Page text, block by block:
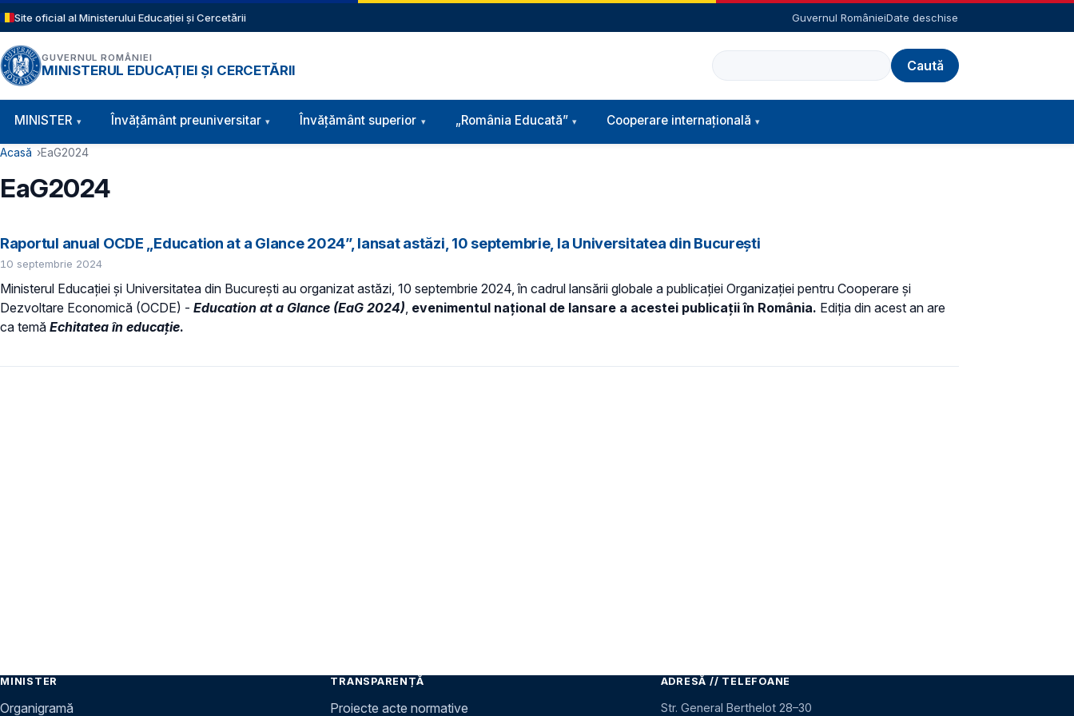
Sari la conținutul principal
Site oficial al Ministerului Educației și Cercetării Guvernul RomânieiDate deschise
GUVERNUL ROMÂNIEI
MINISTERUL EDUCAȚIEI ȘI CERCETĂRII
Caută
Navigație principală
MINISTER Învăţământ preuniversitar Învățământ superior „România Educată” Cooperare internațională
Cale de navigare
Acasă EaG2024
EaG2024
Raportul anual OCDE „Education at a Glance 2024”, lansat astăzi, 10 septembrie, la Universitatea din București
10 septembrie 2024
Ministerul Educației și Universitatea din București au organizat astăzi, 10 septembrie 2024, în cadrul lansării globale a publicației Organizației pentru Cooperare și
Dezvoltare Economică (OCDE) - Education at a Glance (EaG 2024) evenimentul național de lansare a acestei publicații în România. Ediția din acest an are
ca temă Echitatea în educație.
MINISTER
Organigramă
TRANSPARENȚĂ
Proiecte acte normative
ADRESĂ // TELEFOANE
Str. General Berthelot 28–30